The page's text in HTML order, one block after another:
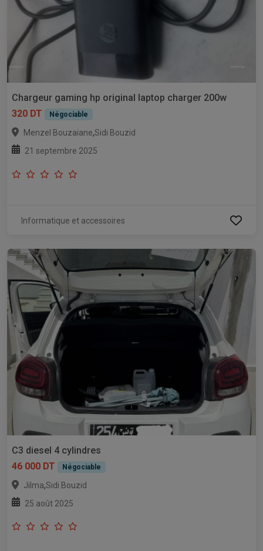
Chargeur gaming hp original laptop charger 200w
320 DT
Négociable
Menzel Bouzaiane,Sidi Bouzid
21 septembre 2025
Informatique et accessoires
C3 diesel 4 cylindres
46 000 DT
Négociable
Jilma,Sidi Bouzid
25 août 2025